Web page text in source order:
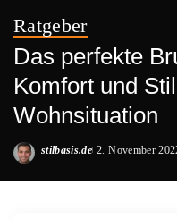
Ratgeber
Das perfekte
Komfort und
Wohnsituation
Posted
stilbasis.de 2. November